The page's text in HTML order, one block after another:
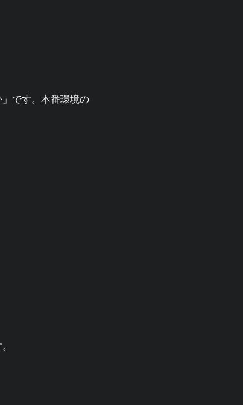
です。本番環境の